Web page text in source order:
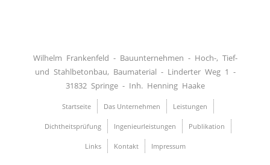
Wilhelm Frankenfeld - Bauunternehmen - Hoch-, Tief-
und Stahlbetonbau, Baumaterial - Linderter Weg 1 -
31832 Springe - Inh. Henning Haake
Startseite Das Unternehmen Leistungen
Dichtheitsprüfung Ingenieurleistungen Publikation
Links Kontakt Impressum